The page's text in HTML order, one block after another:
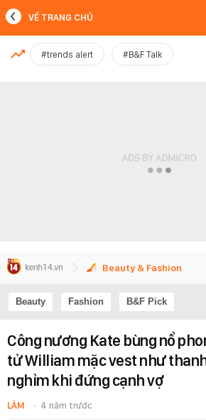
MỚI NHẤT
VỀ TRANG CHỦ
#trends alert #B&F Talk
Beauty & Fashion
Beauty Fashion B&F Pick
Công nương Kate bùng nổ
tử William mặc vest như
nghỉm khi đứng cạnh vợ
LÂM 4 năm trước